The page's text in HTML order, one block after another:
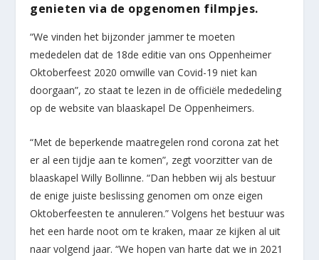
genieten via de opgenomen filmpjes.
“We vinden het bijzonder jammer te moeten
mededelen dat de 18de editie van ons Oppenheimer
Oktoberfeest 2020 omwille van Covid-19 niet kan
doorgaan”, zo staat te lezen in de officiële mededeling
op de website van blaaskapel De Oppenheimers.
“Met de beperkende maatregelen rond corona zat het
er al een tijdje aan te komen”, zegt voorzitter van de
blaaskapel Willy Bollinne. “Dan hebben wij als bestuur
de enige juiste beslissing genomen om onze eigen
Oktoberfeesten te annuleren.” Volgens het bestuur was
het een harde noot om te kraken, maar ze kijken al uit
naar volgend jaar. “We hopen van harte dat we in 2021